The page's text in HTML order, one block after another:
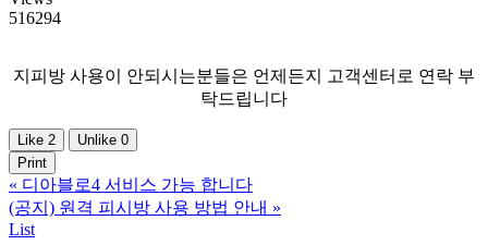
516294
지피방 사용이 안되시는분들은 언제든지 고객센터로 연락 부
탁드립니다
Like 2 Unlike 0
Print
« 디아블로4 서비스 가능 합니다
(공지) 원격 피시방 사용 방법 안내 »
List